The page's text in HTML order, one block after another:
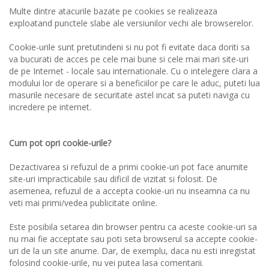
Multe dintre atacurile bazate pe cookies se realizeaza
exploatand punctele slabe ale versiunilor vechi ale browserelor.
Cookie-urile sunt pretutindeni si nu pot fi evitate daca doriti sa
va bucurati de acces pe cele mai bune si cele mai mari site-uri
de pe Internet - locale sau internationale. Cu o intelegere clara a
modului lor de operare si a beneficiilor pe care le aduc, puteti lua
masurile necesare de securitate astel incat sa puteti naviga cu
incredere pe internet.
Cum pot opri cookie-urile?
Dezactivarea si refuzul de a primi cookie-uri pot face anumite
site-uri impracticabile sau dificil de vizitat si folosit. De
asemenea, refuzul de a accepta cookie-uri nu inseamna ca nu
veti mai primi/vedea publicitate online.
Este posibila setarea din browser pentru ca aceste cookie-uri sa
nu mai fie acceptate sau poti seta browserul sa accepte cookie-
uri de la un site anume. Dar, de exemplu, daca nu esti inregistat
folosind cookie-urile, nu vei putea lasa comentarii.